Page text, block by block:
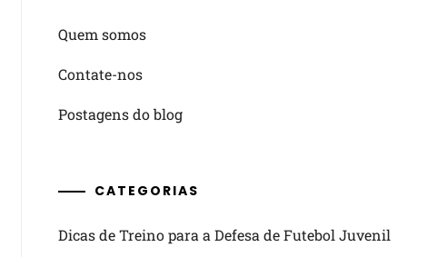
Quem somos
Contate-nos
Postagens do blog
CATEGORIAS
Dicas de Treino para a Defesa de Futebol Juvenil